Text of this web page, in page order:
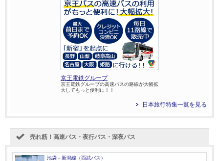
京王電鉄グループ
京王電鉄グループの高速バスの路線が大幅拡
大してもっと便利に！！
日本旅行特集一覧を見る
売れ筋！高速バス・夜行バス・深夜バス
池袋－新潟線（西武バス）